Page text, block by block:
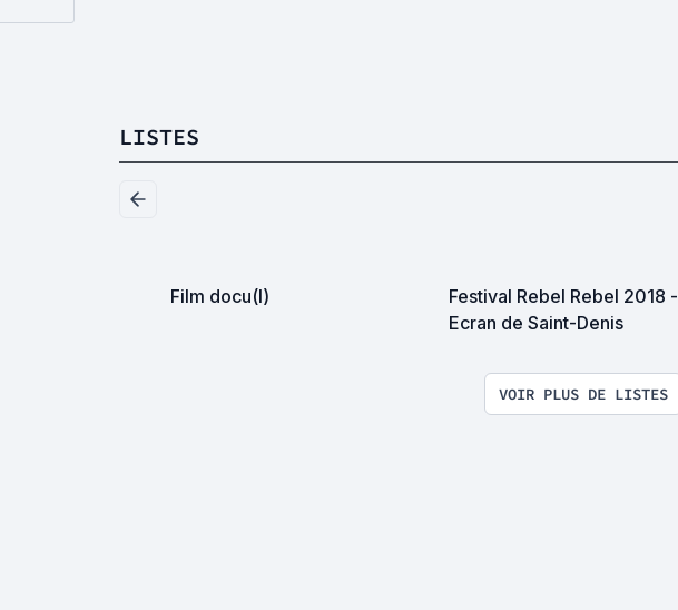
LISTES
Film docu(l)
Festival Rebel Rebel 2018 -
Ecran de Saint-Denis
VOIR PLUS DE LISTES